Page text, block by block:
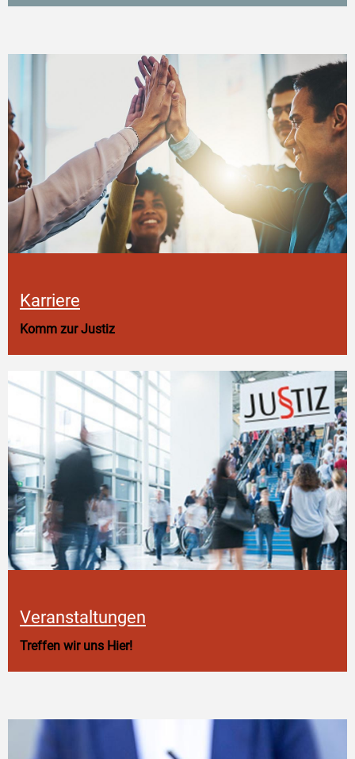
Karriere
Komm zur Justiz
Veranstaltungen
Treffen wir uns Hier!